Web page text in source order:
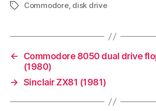
Tag Commodore, disk drive
←
Commodore 8050 dual drive
(1980)
→ Sinclair ZX81 (1981)